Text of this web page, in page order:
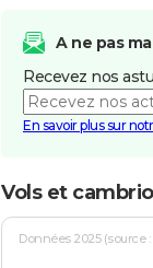
A ne pas
Recevez nos
En savoir plus sur
Vols et
Données 2025 (source